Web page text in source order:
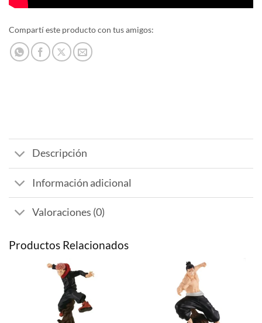
Compartí este producto con tus amigos:
Descripción
Información adicional
Valoraciones (0)
Productos Relacionados